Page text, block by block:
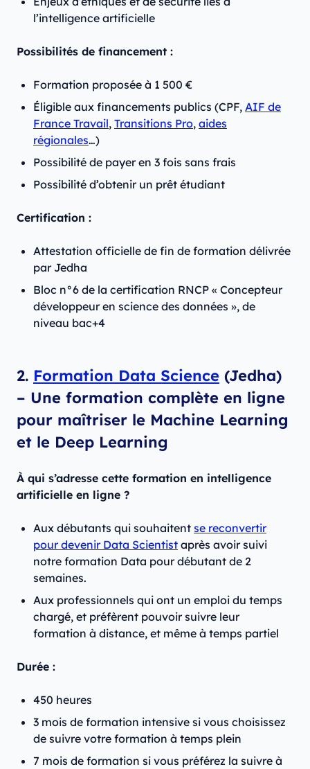
l’intelligence artificielle
Possibilités de financement :
Formation proposée à 1 500 €
Éligible aux financements publics (CPF, AIF de
France Travail, Transitions Pro, aides
régionales…)
Possibilité de payer en 3 fois sans frais
Possibilité d’obtenir un prêt étudiant
Certification :
Attestation officielle de fin de formation délivrée
par Jedha
Bloc n°6 de la certification RNCP « Concepteur
développeur en science des données », de
niveau bac+4
2. Formation Data Science (Jedha)
– Une formation complète en ligne
pour maîtriser le Machine Learning
et le Deep Learning
À qui s’adresse cette formation en intelligence
artificielle en ligne ?
Aux débutants qui souhaitent se reconvertir
pour devenir Data Scientist après avoir suivi
notre formation Data pour débutant de 2
semaines.
Aux professionnels qui ont un emploi du temps
chargé, et préfèrent pouvoir suivre leur
formation à distance, et même à temps partiel
Durée :
450 heures
3 mois de formation intensive si vous choisissez
de suivre votre formation à temps plein
7 mois de formation si vous préférez la suivre à